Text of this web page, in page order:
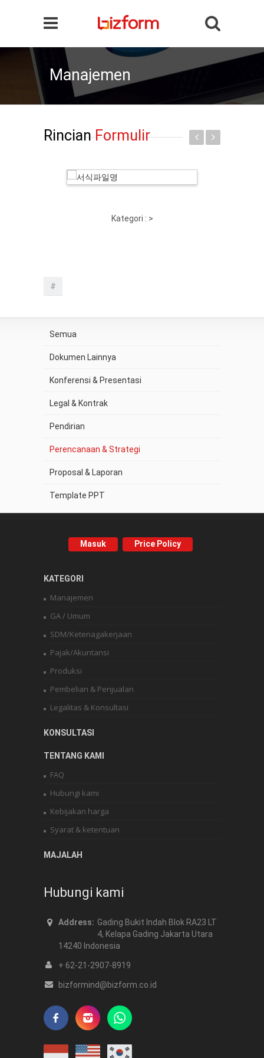
Manajemen
RincianFormulir
Kategori : >
#
Semua
Dokumen Lainnya
Konferensi & Presentasi
Legal & Kontrak
Pendirian
Perencanaan & Strategi
Proposal & Laporan
Template PPT
Masuk Price Policy
KATEGORI
Manajemen
GA / Umum
SDM/Ketenagakerjaan
Pajak/Akuntansi
Produksi
Pembelian & Penjualan
Legalitas & Konsultasi
KONSULTASI
TENTANG KAMI
FAQ
Hubungi kami
Kebijakan harga
Syarat & ketentuan
MAJALAH
Hubungi kami
Address: Gading Bukit Indah Blok RA23 LT
4, Kelapa Gading Jakarta Utara
14240 Indonesia
+ 62-21-2907-8919
bizformind@bizform.co.id